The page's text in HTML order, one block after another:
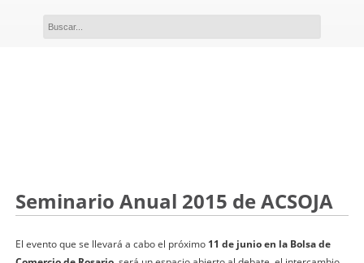
Seminario Anual 2015 de ACSOJA
El evento que se llevará a cabo el próximo 11 de junio en la Bolsa de